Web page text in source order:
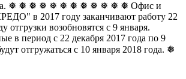
❅ ❅ ❅ ❅ ❅ ❅ ❅ ❅ ❅ ❅ ❅ ❅ Офис и
в 2017 году заканчивают работу 22
отгрузки возобновятся с 9 января.
в период с 22 декабря 2017 года по 9
отгружаться с 10 января 2018 года. ❅